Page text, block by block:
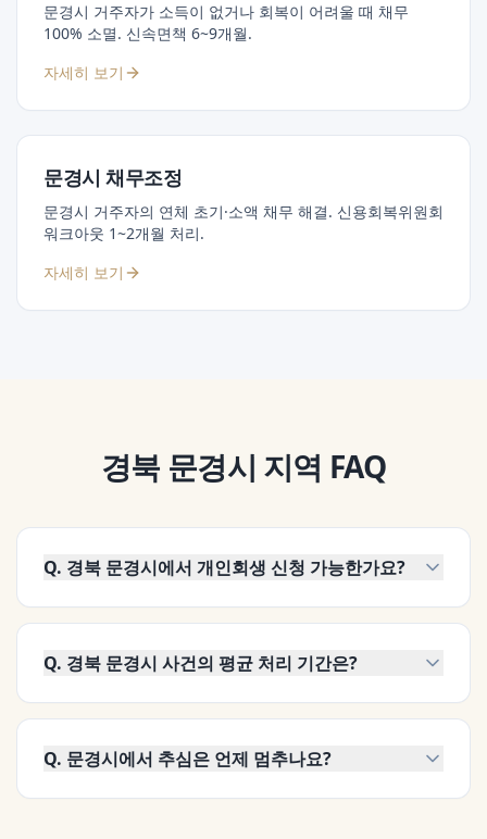
문경시 거주자가 소득이 없거나 회복이 어려울 때 채무
100% 소멸. 신속면책 6~9개월.
자세히 보기
문경시 채무조정
문경시 거주자의 연체 초기·소액 채무 해결. 신용회복위원회
워크아웃 1~2개월 처리.
자세히 보기
경북 문경시 지역 FAQ
Q. 경북 문경시에서 개인회생 신청 가능한가요?
Q. 경북 문경시 사건의 평균 처리 기간은?
Q. 문경시에서 추심은 언제 멈추나요?